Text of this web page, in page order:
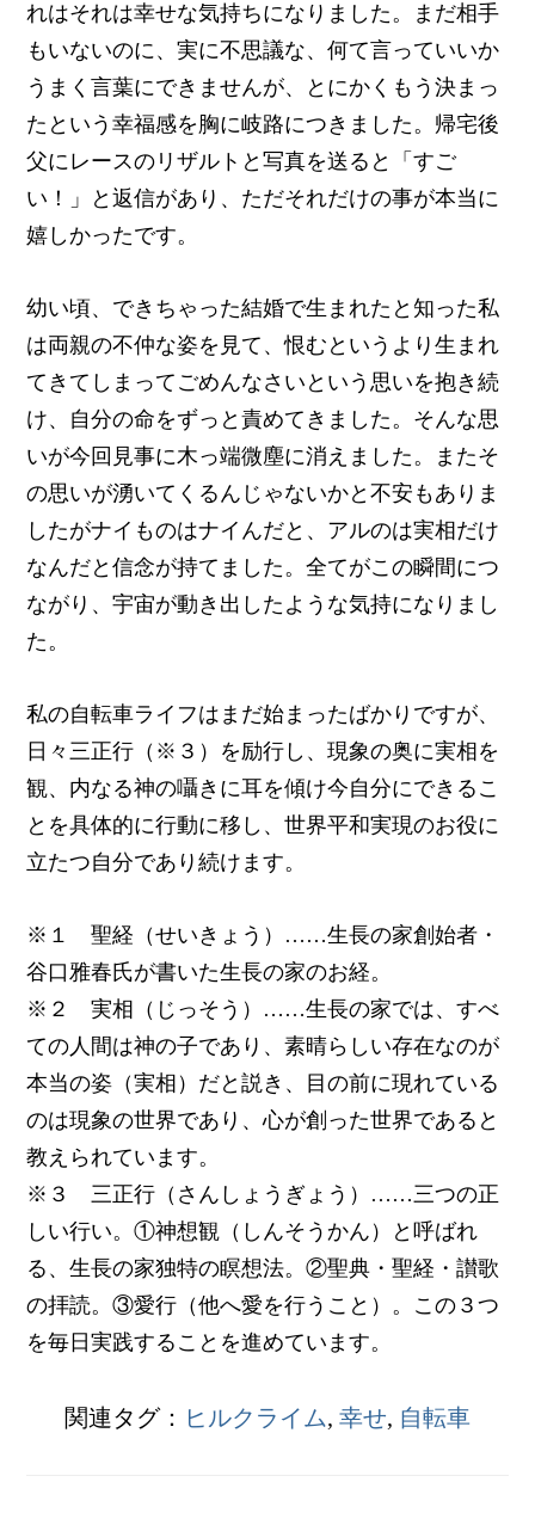
れはそれは幸せな気持ちになりました。まだ相手
もいないのに、実に不思議な、何て言っていいか
うまく言葉にできませんが、とにかくもう決まっ
たという幸福感を胸に岐路につきました。帰宅後
父にレースのリザルトと写真を送ると「すご
い！」と返信があり、ただそれだけの事が本当に
嬉しかったです。
幼い頃、できちゃった結婚で生まれたと知った私
は両親の不仲な姿を見て、恨むというより生まれ
てきてしまってごめんなさいという思いを抱き続
け、自分の命をずっと責めてきました。そんな思
いが今回見事に木っ端微塵に消えました。またそ
の思いが湧いてくるんじゃないかと不安もありま
したがナイものはナイんだと、アルのは実相だけ
なんだと信念が持てました。全てがこの瞬間につ
ながり、宇宙が動き出したような気持になりまし
た。
私の自転車ライフはまだ始まったばかりですが、
日々三正行（※３）を励行し、現象の奥に実相を
観、内なる神の囁きに耳を傾け今自分にできるこ
とを具体的に行動に移し、世界平和実現のお役に
立たつ自分であり続けます。
※１ 聖経（せいきょう）……生長の家創始者・
谷口雅春氏が書いた生長の家のお経。
※２ 実相（じっそう）……生長の家では、すべ
ての人間は神の子であり、素晴らしい存在なのが
本当の姿（実相）だと説き、目の前に現れている
のは現象の世界であり、心が創った世界であると
教えられています。
※３ 三正行（さんしょうぎょう）……三つの正
しい行い。①神想観（しんそうかん）と呼ばれ
る、生長の家独特の瞑想法。②聖典・聖経・讃歌
の拝読。③愛行（他へ愛を行うこと）。この３つ
を毎日実践することを進めています。
関連タグ： ヒルクライム, 幸せ, 自転車